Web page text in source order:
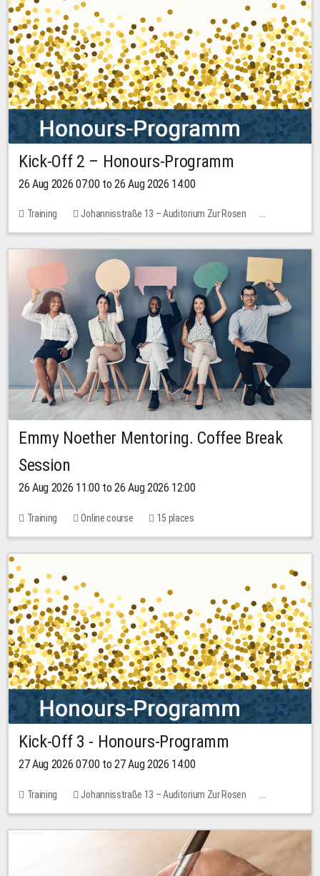
Kick-Off 2 – Honours-Programm
26 Aug 2026 07:00 to 26 Aug 2026 14:00
Training
Johannisstraße 13 – Auditorium Zur Rosen
No free places
Emmy Noether Mentoring. Coffee Break
Session
26 Aug 2026 11:00 to 26 Aug 2026 12:00
Training Online course 15 places
Kick-Off 3 - Honours-Programm
27 Aug 2026 07:00 to 27 Aug 2026 14:00
Training
Johannisstraße 13 – Auditorium Zur Rosen
11 places